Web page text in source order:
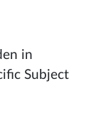
in
Subject